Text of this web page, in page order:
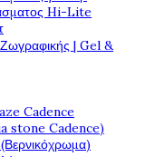
Hi-Lite
| Gel &
Cadence
stone Cadence)